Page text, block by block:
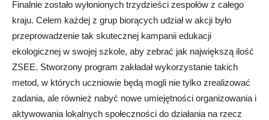
Finalnie zostało wyłonionych trzydzieści zespołów z całego
kraju. Celem każdej z grup biorących udział w akcji było
przeprowadzenie tak skutecznej kampanii edukacji
ekologicznej w swojej szkole, aby zebrać jak największą ilość
ZSEE. Stworzony program zakładał wykorzystanie takich
metod, w których uczniowie będą mogli nie tylko zrealizować
zadania, ale również nabyć nowe umiejętności organizowania i
aktywowania lokalnych społeczności do działania na rzecz